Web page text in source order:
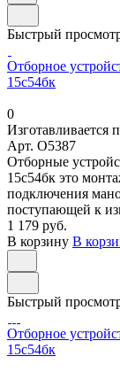
Быстрый
Отборное
15с54бк
0
Изготавливается
Арт. O5387
Отборные
15с54бк это
подключения
поступающей к
1 179 руб.
В корзину В
Быстрый
Отборное
15с54бк